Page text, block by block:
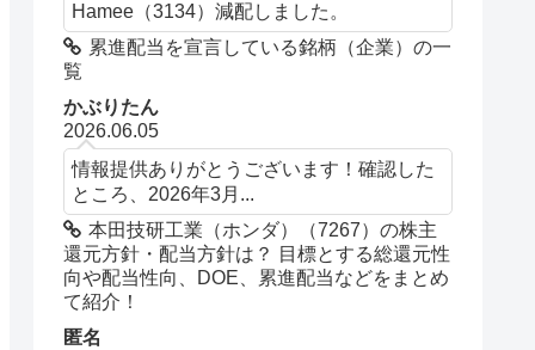
Hamee（3134）減配しました。
累進配当を宣言している銘柄（企業）の一
覧
かぶりたん
2026.06.05
情報提供ありがとうございます！確認した
ところ、2026年3月...
本田技研工業（ホンダ）（7267）の株主
還元方針・配当方針は？ 目標とする総還元性
向や配当性向、DOE、累進配当などをまとめ
て紹介！
匿名